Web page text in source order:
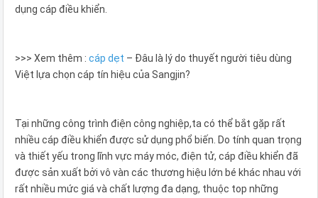
dụng cáp điều khiển.
>>> Xem thêm : cáp dẹt – Đâu là lý do thuyết người tiêu dùng
Việt lựa chọn cáp tín hiệu của Sangjin?
Tại những công trình điện công nghiệp,ta có thể bắt gặp rất
nhiều cáp điều khiển được sử dụng phổ biến. Do tính quan trọng
và thiết yếu trong lĩnh vực máy móc, điện tử, cáp điều khiển đã
được sản xuất bởi vô vàn các thương hiệu lớn bé khác nhau với
rất nhiều mức giá và chất lượng đa dạng, thuộc top những